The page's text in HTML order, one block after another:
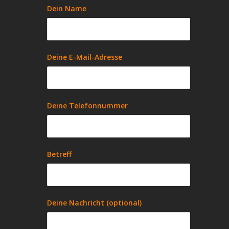
Dein Name
Deine E-Mail-Adresse
Deine Telefonnummer
Betreff
Deine Nachricht (optional)